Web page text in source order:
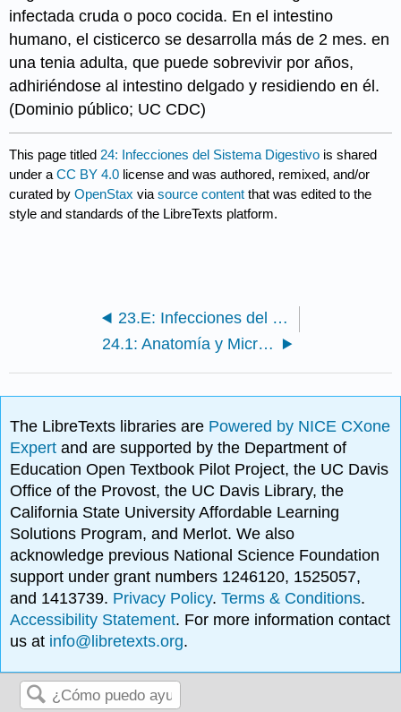
infectada cruda o poco cocida. En el intestino
humano, el cisticerco se desarrolla más de 2 mes. en
una tenia adulta, que puede sobrevivir por años,
adhiriéndose al intestino delgado y residiendo en él.
(Dominio público; UC CDC)
This page titled 24: Infecciones del Sistema Digestivo is shared
under aCC BY 4.0 license and was authored, remixed, and/or
curated byOpenStax viasource content that was edited to the
style and standards of the LibreTexts platform.
23.E: Infecciones del Sistema Urogenital (Ejercicios)
24.1: Anatomía y Microbiota Normal del Aparato Digestivo
The LibreTexts libraries are Powered by NICE CXone
Expertand are supported by the Department of
Education Open Textbook Pilot Project, the UC Davis
Office of the Provost, the UC Davis Library, the
California State University Affordable Learning
Solutions Program, and Merlot. We also
acknowledge previous National Science Foundation
support under grant numbers 1246120, 1525057,
and 1413739. Privacy Policy.Terms & Conditions.
Accessibility Statement. For more information contact
us at info@libretexts.org.